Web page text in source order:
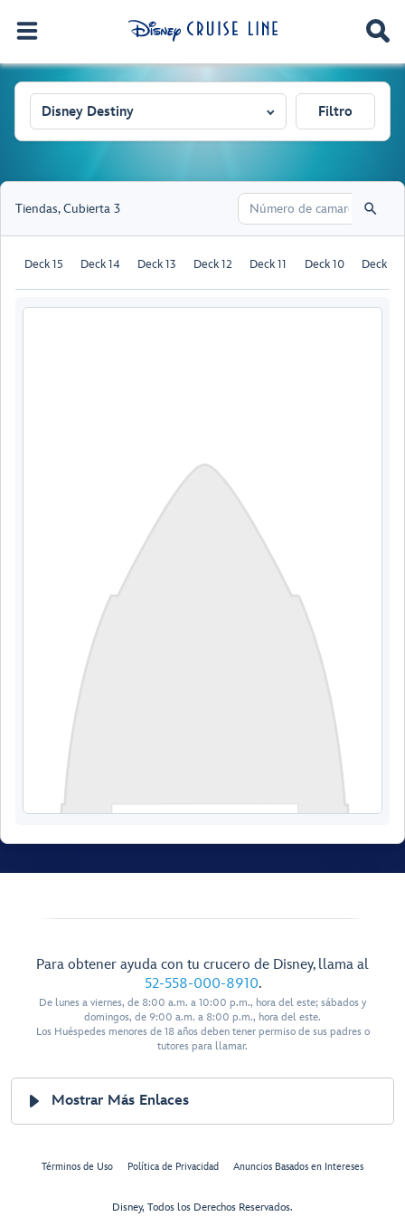
Disney Destiny Filtro
Tiendas,Cubierta 3
Deck 15 Deck 14 Deck 13 Deck 12 Deck 11 Deck 10 Deck 9
Walt Disney
Theatre
Restroom
Forward Elevator
Para obtener ayuda con tu crucero de Disney, llama al
52-558-000-8910.
De lunes a viernes, de 8:00 a.m. a 10:00 p.m., hora del este; sábados y
domingos, de 9:00 a.m. a 8:00 p.m., hora del este.
Los Huéspedes menores de 18 años deben tener permiso de sus padres o
tutores para llamar.
Mostrar Más Enlaces
Términos de Uso Política de Privacidad Anuncios Basados en Intereses
Disney, Todos los Derechos Reservados.